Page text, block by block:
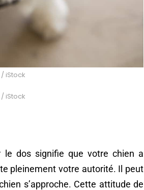
iStock
iStock
le dos signifie que votre chien a
pleinement votre autorité. Il peut
s’approche. Cette attitude de